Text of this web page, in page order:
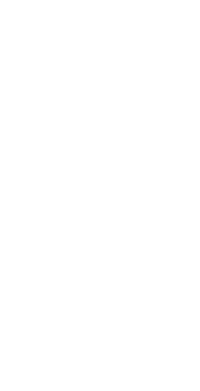
cada día